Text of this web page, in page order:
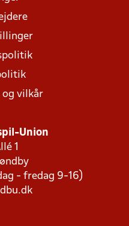
og vilkår
Union
1
- fredag 9-16)